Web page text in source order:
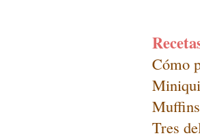
Cómo
Tres